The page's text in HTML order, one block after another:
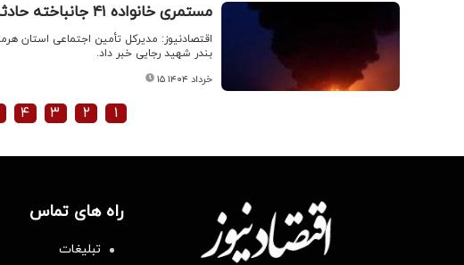
مستمری خانواده ۴۱ جانباخته حادثه بندر شهید رجایی برقرار شد
اقتصادنیوز: مدیرکل تأمین اجتماعی استان
بندر شهید رجایی خبر داد.
۱۵ خرداد ۱۴۰۴
۱ ۲ ۳ ۴
راه های تماس
تبلیغات